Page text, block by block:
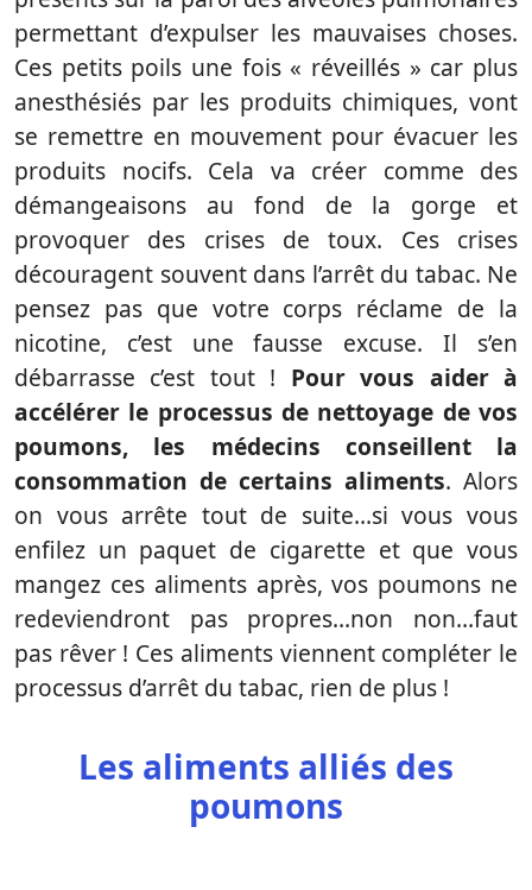
permettant d’expulser les mauvaises choses.
Ces petits poils une fois « réveillés » car plus
anesthésiés par les produits chimiques, vont
se remettre en mouvement pour évacuer les
produits nocifs. Cela va créer comme des
démangeaisons au fond de la gorge et
provoquer des crises de toux. Ces crises
découragent souvent dans l’arrêt du tabac. Ne
pensez pas que votre corps réclame de la
nicotine, c’est une fausse excuse. Il s’en
débarrasse c’est tout ! Pour vous aider à
accélérer le processus de nettoyage de vos
poumons, les médecins conseillent la
consommation de certains aliments. Alors
on vous arrête tout de suite…si vous vous
enfilez un paquet de cigarette et que vous
mangez ces aliments après, vos poumons ne
redeviendront pas propres…non non…faut
pas rêver ! Ces aliments viennent compléter le
processus d’arrêt du tabac, rien de plus !
Les aliments alliés des
poumons